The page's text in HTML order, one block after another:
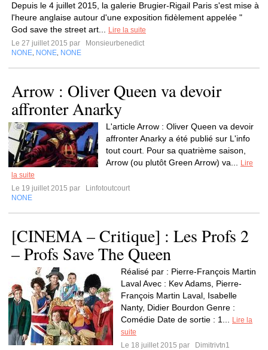
Depuis le 4 juillet 2015, la galerie Brugier-Rigail Paris s'est mise à
l'heure anglaise autour d'une exposition fidèlement appelée "
God save the street art...
Lire la suite
Le 27 juillet 2015 par
Monsieurbenedict
NONE NONE NONE
Arrow : Oliver Queen va devoir
affronter Anarky
L'article Arrow : Oliver Queen va devoir
affronter Anarky a été publié sur L'info
tout court. Pour sa quatrième saison,
Arrow (ou plutôt Green Arrow) va...
Lire
la suite
Le 19 juillet 2015 par
Linfotoutcourt
NONE
[CINEMA – Critique] : Les Profs 2
– Profs Save The Queen
Réalisé par : Pierre-François Martin
Laval Avec : Kev Adams, Pierre-
François Martin Laval, Isabelle
Nanty, Didier Bourdon Genre :
Comédie Date de sortie : 1...
Lire la
suite
Le 18 juillet 2015 par
Dimitrivtn1